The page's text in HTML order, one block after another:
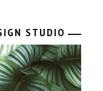
STUDIO